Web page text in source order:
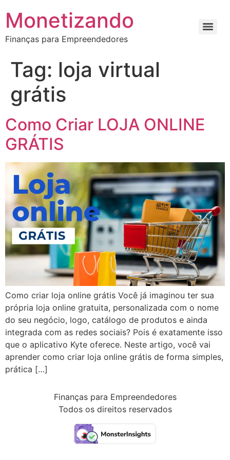
Monetizando
Finanças para Empreendedores
Tag: loja virtual
grátis
Como Criar LOJA ONLINE
GRÁTIS
Como criar loja online grátis Você já imaginou ter sua
própria loja online gratuita, personalizada com o nome
do seu negócio, logo, catálogo de produtos e ainda
integrada com as redes sociais? Pois é exatamente isso
que o aplicativo Kyte oferece. Neste artigo, você vai
aprender como criar loja online grátis de forma simples,
prática […]
Finanças para Empreendedores
Todos os direitos reservados